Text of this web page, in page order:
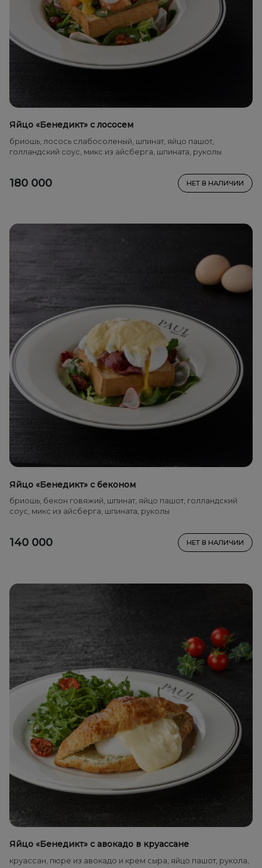
Яйцо «Бенедикт» с лососем
бриошь, лосось слабосоленый, шпинат, яйцо пашот,
голландский соус, микс из айсберга, шпината, руколы
180 000 НЕТ В НАЛИЧИИ
Яйцо «Бенедикт» с беконом
бриошь, бекон говяжий, шпинат, яйцо пашот, голландский
соус, микс из айсберга, шпината, руколы
140 000 НЕТ В НАЛИЧИИ
Яйцо «Бенедикт» с авокадо в круассане
круассан, пюре из авокадо и крем сыра, яйцо пашот, рукола,